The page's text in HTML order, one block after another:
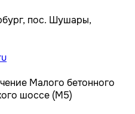
пос. Шушары,
Малого бетонного
шоссе (М5)